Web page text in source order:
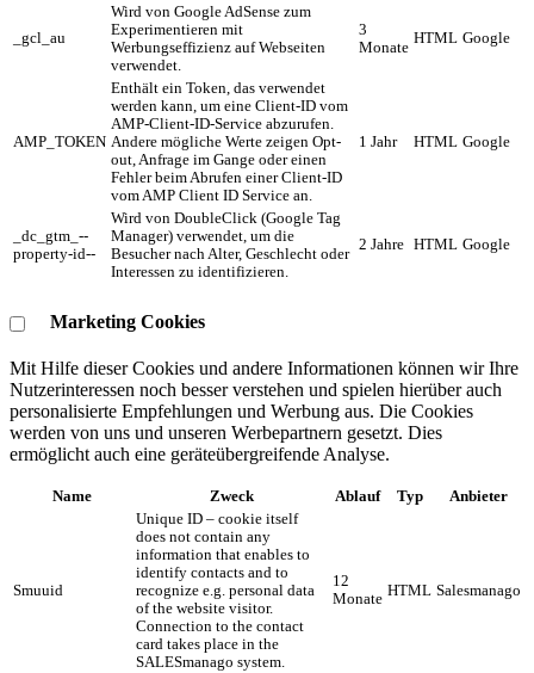
_gcl_au
Wird von Google AdSense zum
Experimentieren mit
Werbungseffizienz auf Webseiten
verwendet.
3
Monate
HTML Google
AMP_TOKEN
Enthält ein Token, das verwendet
werden kann, um eine Client-ID vom
AMP-Client-ID-Service abzurufen.
Andere mögliche Werte zeigen Opt-
out, Anfrage im Gange oder einen
Fehler beim Abrufen einer Client-ID
vom AMP Client ID Service an.
1 Jahr HTML Google
_dc_gtm_--
property-id--
Wird von DoubleClick (Google Tag
Manager) verwendet, um die
Besucher nach Alter, Geschlecht oder
Interessen zu identifizieren.
2 Jahre HTML Google
Marketing Cookies
Mit Hilfe dieser Cookies und andere Informationen können wir Ihre
Nutzerinteressen noch besser verstehen und spielen hierüber auch
personalisierte Empfehlungen und Werbung aus. ​Die Cookies
werden von uns und unseren Werbepartnern gesetzt. Dies
ermöglicht auch eine geräteübergreifende Analyse.
Name Zweck Ablauf Typ Anbieter
Smuuid
Unique ID – cookie itself
does not contain any
information that enables to
identify contacts and to
recognize e.g. personal data
of the website visitor.
Connection to the contact
card takes place in the
SALESmanago system.
12
Monate HTML Salesmanago